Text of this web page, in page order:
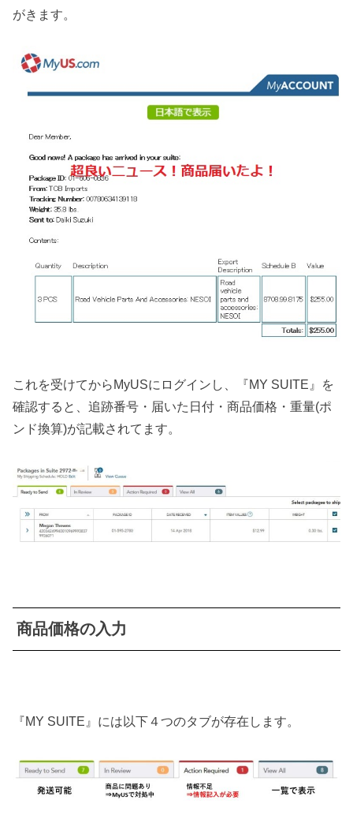
がきます。
これを受けてからMyUSにログインし、『MY SUITE』を
確認すると、追跡番号・届いた日付・商品価格・重量(ポ
ンド換算)が記載されてます。
商品価格の入力
『MY SUITE』には以下４つのタブが存在します。